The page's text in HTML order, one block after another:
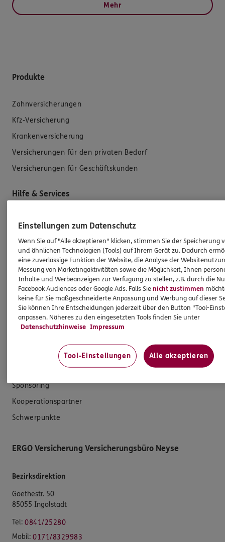
Mehr
Produkte
Zahnversicherungen
Kfz-Versicherung
Krankenversicherung
Versicherungen für den privaten Bedarf
Versicherungen für Geschäftskunden
Hilfe & Services
E-Mail schreiben
Schaden melden
Erstkontaktinformationen
EU-Offenlegungsvereinbarung
Datenverarbeitung
Das könnte Sie auch interessieren
Sponsoring
Kooperationspartner
Schwerpunkte
ERGO Versicherung Versicherungsbüro Neyse
Bezirksdirektion
Goethestr. 50
85055 Ingolstadt
Tel: 0841/25280
Mobil: 0171/8329983
Einstellungen zum Datenschutz
Wenn Sie auf "Alle akzeptieren" klicken, stimmen Sie der Speicherung
und ähnlichen Technologien (Tools) auf Ihrem Gerät zu. Dadurch
eine zuverlässige Funktion der Website, die Analyse der
Messung von Marketingaktivitäten sowie die Möglichkeit, Ihnen
Inhalte und Werbeanzeigen zur Verfügung zu stellen, z.B. durch die
Facebook Audiences oder Google Ads. Falls Sienicht zustimmen
keine für Sie maßgeschneiderte Anpassung und Werbung auf dieser
Sie können Ihre Entscheidungen jederzeit über den Button "Tool-
anpassen. Näheres zu den eingesetzten Tools finden Sie unter
Datenschutzhinweise Impressum
Tool-Einstellungen Alle akzeptieren